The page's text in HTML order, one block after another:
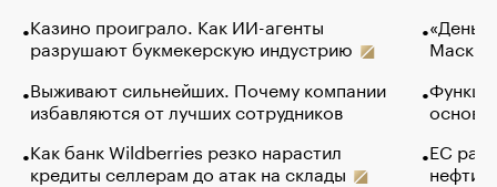
Казино проиграло. Как ИИ-агенты
разрушают букмекерскую индустрию
Выживают сильнейших. Почему компании
избавляются от лучших сотрудников
Как банк Wildberries резко нарастил
кредиты селлерам до атак на склады
Маск в
основ
ЕС
нефти